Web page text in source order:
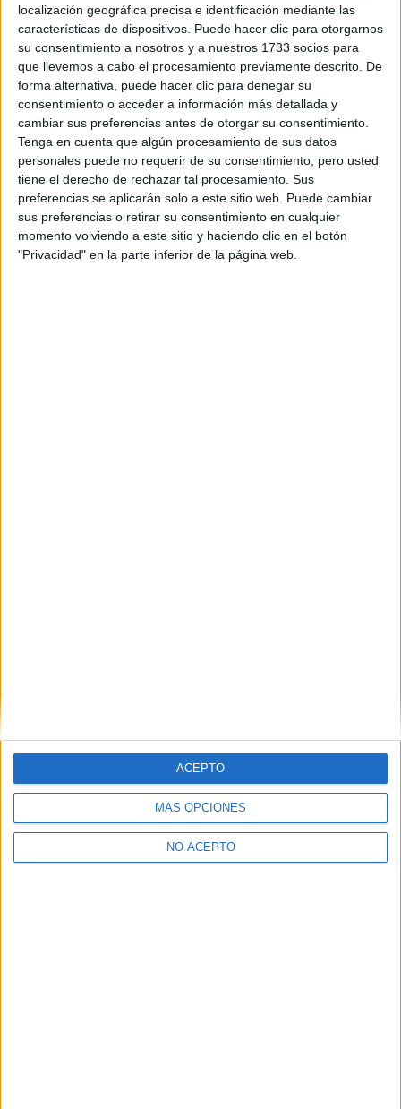
localización geográfica precisa e identificación mediante las
características de dispositivos. Puede hacer clic para otorgarnos
su consentimiento a nosotros y a nuestros 1733 socios para
que llevemos a cabo el procesamiento previamente descrito. De
forma alternativa, puede hacer clic para denegar su
consentimiento o acceder a información más detallada y
cambiar sus preferencias antes de otorgar su consentimiento.
Tenga en cuenta que algún procesamiento de sus datos
personales puede no requerir de su consentimiento, pero usted
tiene el derecho de rechazar tal procesamiento. Sus
preferencias se aplicarán solo a este sitio web. Puede cambiar
sus preferencias o retirar su consentimiento en cualquier
momento volviendo a este sitio y haciendo clic en el botón
"Privacidad" en la parte inferior de la página web.
MÁS OPCIONES
NO ACEPTO
ACEPTO
Chica
¿En qué año terminas (o terminaste) bachillerato o FP?
Soy estudiante de:*
Términos y Condiciones de Uso
Aceptolos Términos y Condicionesde uso*
Y como regalo de agradecimiento, por registrarte te daremos
gratis una copia de nuestro ebook con 100 consejos para tu
primer año de universidad